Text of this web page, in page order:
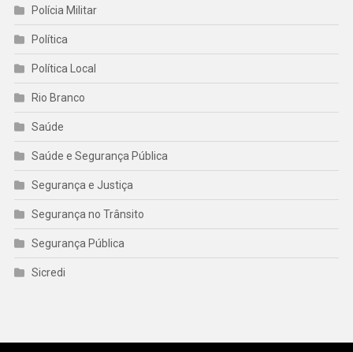
Polícia Militar
Política
Política Local
Rio Branco
Saúde
Saúde e Segurança Pública
Segurança e Justiça
Segurança no Trânsito
Segurança Pública
Sicredi